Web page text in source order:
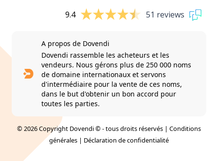
9.4 51 reviews
A propos de Dovendi
Dovendi rassemble les acheteurs et les
vendeurs. Nous gérons plus de 250 000 noms
de domaine internationaux et servons
d'intermédiaire pour la vente de ces noms,
dans le but d'obtenir un bon accord pour
toutes les parties.
© 2026 Copyright Dovendi © - tous droits réservés | Conditions
générales | Déclaration de confidentialité